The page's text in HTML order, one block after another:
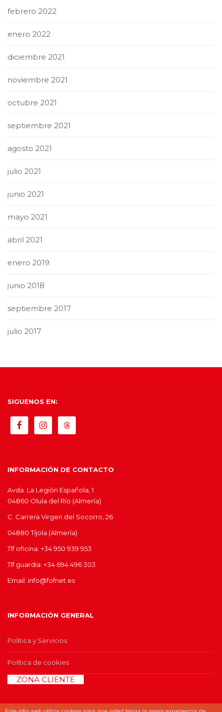
febrero 2022
enero 2022
diciembre 2021
noviembre 2021
octubre 2021
septiembre 2021
agosto 2021
julio 2021
junio 2021
mayo 2021
abril 2021
enero 2019
junio 2018
septiembre 2017
julio 2017
SIGUENOS EN:
INFORMACIÓN DE CONTACTO
Avda. La Legión Española, 1
04860 Olula del Río (Almería)
C. Carrera Virgen del Socorro, 26
04880 Tíjola (Almería)
Tlf oficina: +34 950 939 953
Tlf guardia: +34 694 496 303
Email: info@fofnet.es
INFORMACIÓN GENERAL
Política y Servicios
Política de cookies
ZONA CLIENTE